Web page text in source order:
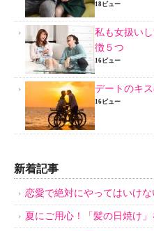
18ビュー
私も女扱い
徴５つ
16ビュー
デートのキ
16ビュー
新着記事
恋愛で絶対にやってはいけな
夏にご用心！「髪の日焼け